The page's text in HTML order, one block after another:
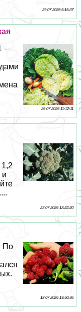
29 07 2026 6:16:37
—
26 07 2026 11:12:11
и
23 07 2026 18:22:20
По
18 07 2026 19:50:36